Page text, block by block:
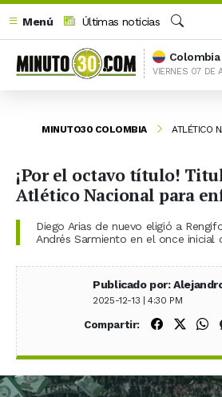
Menú
Últimas noticias
Buscar
Colombia
VIERNES 07 DE
MINUTO30 COLOMBIA ATLÉTICO
¡Por el octavo título!
Atlético Nacional para
Diego Arias de nuevo eligió a
Andrés Sarmiento en el once inicial
Publicado por:
2025-12-13 | 4:30 PM
Compartir: Compartir